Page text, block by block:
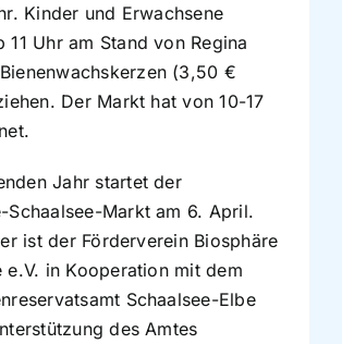
Kinder und Erwachsene
11 Uhr am Stand von Regina
(3,50 €
Der Markt hat von 10-17
Jahr startet der
Schaalsee-Markt am 6. April.
ist der Förderverein Biosphäre
e.V. in Kooperation mit dem
Schaalsee-Elbe
des Amtes